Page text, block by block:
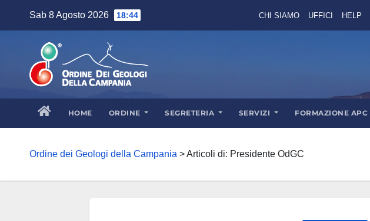
Sab 8 Agosto 2026 18:44 CHI SIAMO UFFICI HELP
HOME ORDINE SEGRETERIA SERVIZI FORMAZIONE APC
Ordine dei Geologi della Campania >Articoli di: Presidente OdGC